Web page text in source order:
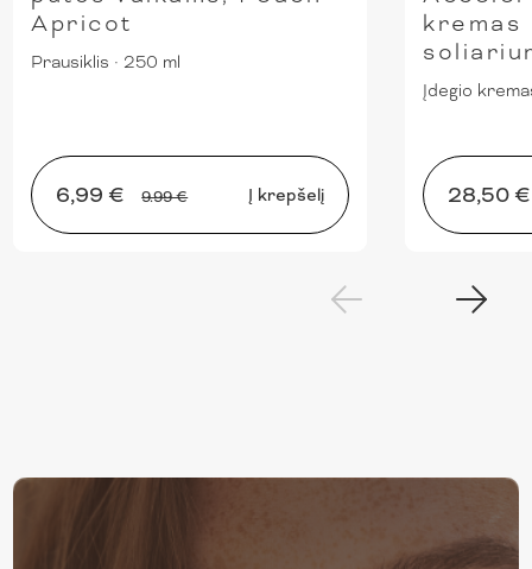
Apricot
Prausiklis · 250 ml
Į krepšelį
6,99 € 9.99 €
kremas
Įdegio
28,50